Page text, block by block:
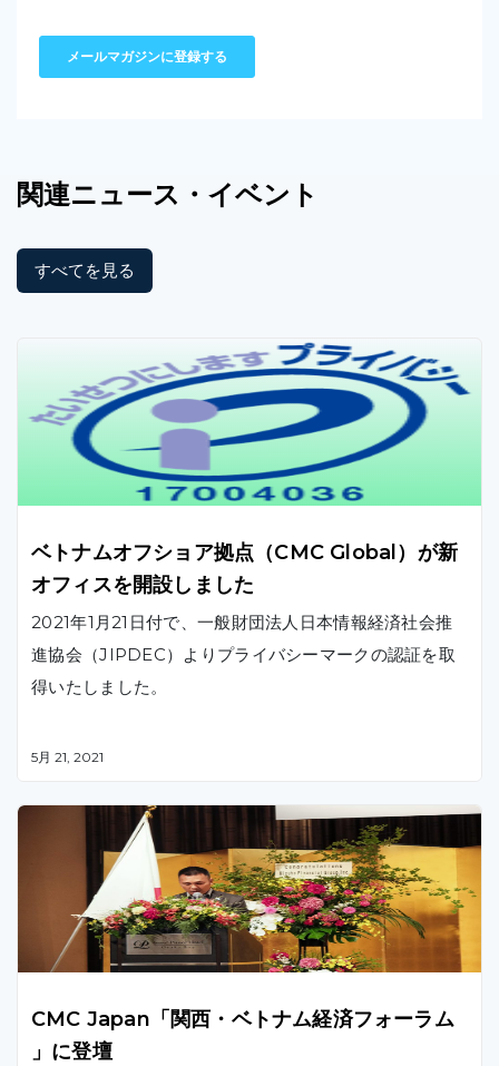
関連ニュース ・イベント
すべてを見る
ベトナムオフショア拠点（CMC Global）が新
オフィスを開設しました
2021年1月21日付で、一般財団法人日本情報経済社会推
進協会（JIPDEC）よりプライバシーマークの認証を取
得いたしました。
5月 21, 2021
CMC Japan「関西・ベトナム経済フォーラム
」に登壇